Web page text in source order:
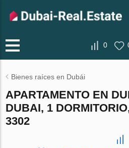
0
Bienes raíces en Dubái
APARTAMENTO EN
DUBAI, 1
3302